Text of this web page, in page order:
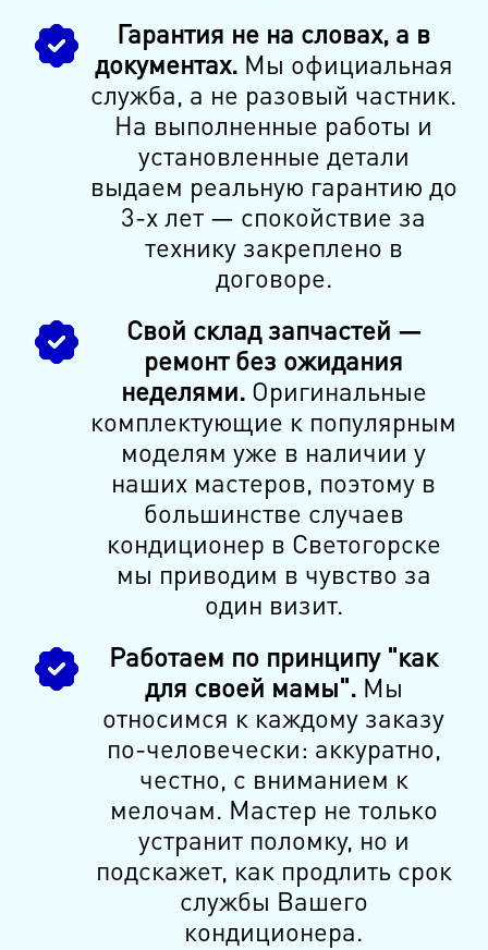
Гарантия не на словах, а в
документах.Мы официальная
служба, а не разовый частник.
На выполненные работы и
установленные детали
выдаем реальную гарантию до
3-х лет — спокойствие за
технику закреплено в
договоре.
Свой склад запчастей —
ремонт без ожидания
неделями.Оригинальные
комплектующие к популярным
моделям уже в наличии у
наших мастеров, поэтому в
большинстве случаев
кондиционер в Светогорске
мы приводим в чувство за
один визит.
Работаем по принципу "как
для своей мамы".Мы
относимся к каждому заказу
по-человечески: аккуратно,
честно, с вниманием к
мелочам. Мастер не только
устранит поломку, но и
подскажет, как продлить срок
службы Вашего
кондиционера.